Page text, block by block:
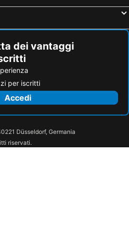
dei vantaggi
per iscritti
Accedi
Düsseldorf, Germania
riservati.